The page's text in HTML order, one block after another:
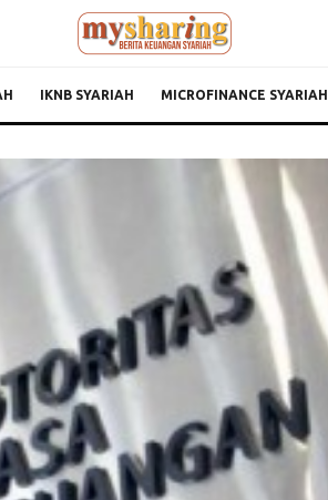
IKNB SYARIAH MICROFINANCE SYARIAH